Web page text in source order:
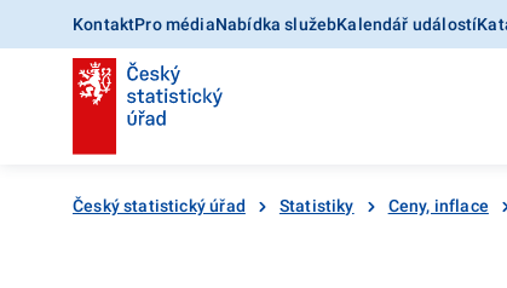
KontaktPro médiaNabídka služebKalendář událostí
Český statistický úřad Statistiky Ceny, inflace